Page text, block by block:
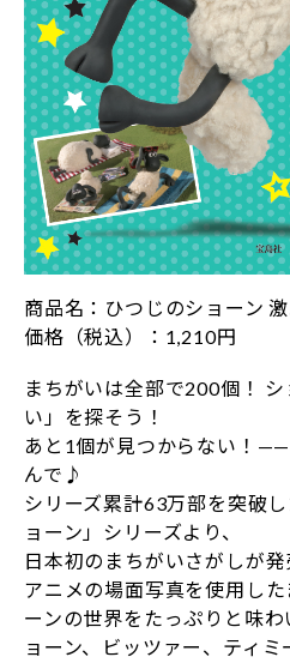
商品名：ひつじのショーン
価格（税込）：1,210円
まちがいは全部で200個！
い」を探そう！
あと1個が見つからない！
んで♪
シリーズ累計63万部を突破
ョーン」シリーズより、
日本初のまちがいさがしが発
アニメの場面写真を使用し
ーンの世界をたっぷりと味
ョーン、ビッツァー、ティ